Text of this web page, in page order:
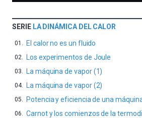
SERIE LA DINÁMICA DEL CALOR
El calor no es un fluido
Los experimentos de Joule
La máquina de vapor (1)
La máquina de vapor (2)
Potencia y eficiencia de una
Carnot y los comienzos de la